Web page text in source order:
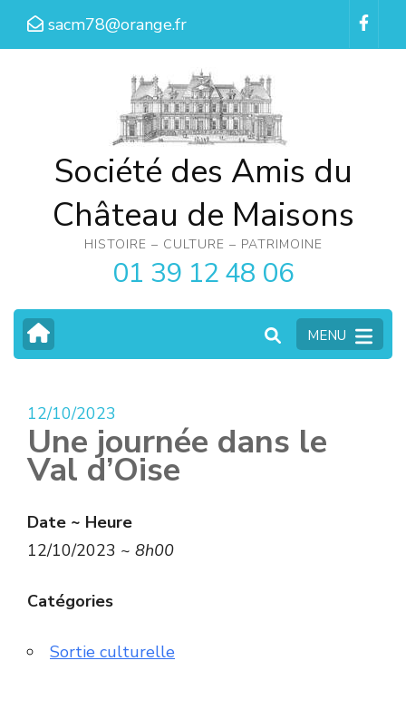
Aller
sacm78@orange.fr
Société des Amis du
Château de Maisons
HISTOIRE – CULTURE – PATRIMOINE
01 39 12 48 06
MENU
12/10/2023
Une journée dans le
Val d’Oise
Date ~ Heure
12/10/2023 ~ 8h00
Catégories
Sortie culturelle